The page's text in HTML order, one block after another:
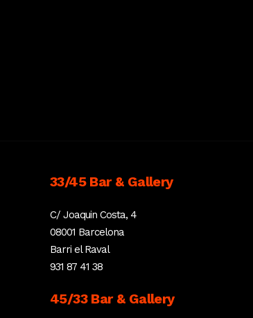
33/45 Bar & Gallery
C/ Joaquin Costa, 4
08001 Barcelona
Barri el Raval
931 87 41 38
45/33 Bar & Gallery